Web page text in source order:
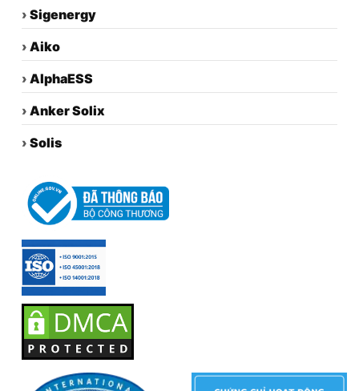
› Sigenergy
› Aiko
› AlphaESS
› Anker Solix
› Solis